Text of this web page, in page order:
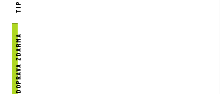
TIP
DOPRAVA ZDARMA